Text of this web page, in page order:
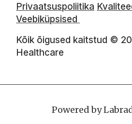
Privaatsuspoliitika
Veebiküpsised
Kõik õigused kaitstud ©
Healthcare
Powered by